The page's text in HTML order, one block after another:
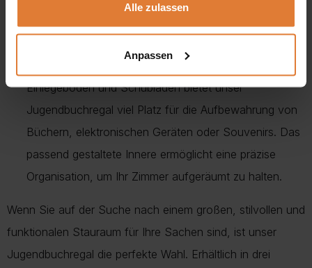
Alle zulassen
Anpassen
entscheiden, wir sorgen dafür, dass das Bücherregal
zu einem markanten Element Ihrer Einrichtung wird.
Organisation auf hohem Niveau:
Einlegeböden und Schubladen bietet unser
Jugendbuchregal viel Platz für die Aufbewahrung von
Büchern, elektronischen Geräten oder Souvenirs. Das
passend gestaltete Innere ermöglicht eine präzise
Organisation, um Ihr Zimmer aufgeräumt zu halten.
Wenn Sie auf der Suche nach einem großen, stilvollen und
funktionalen Stauraum für Ihre Sachen sind, ist unser
Jugendbuchregal die perfekte Wahl. Erhältlich in drei